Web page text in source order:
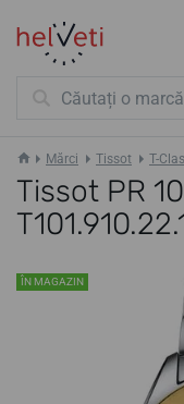
Mărci Tissot T-
Tissot PR
ÎN MAGAZIN